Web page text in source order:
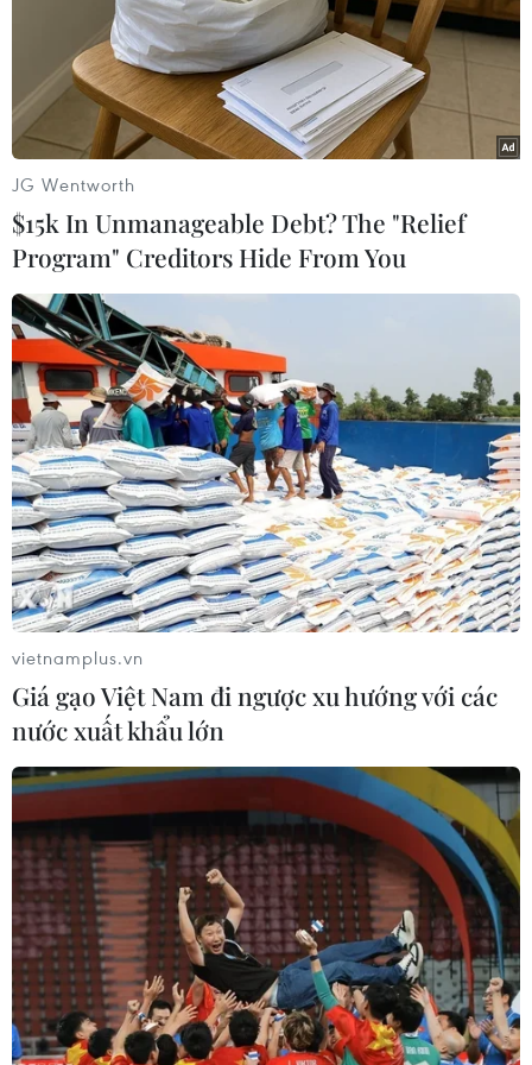
Lại xảy ra nổ súng làm nhiều người thiệt
mạng tại Mỹ
10/06/2022 00:41
Ít nhất 3 người đã thiệt mạng và 1 người khác bị thương
sau khi một đối tượng là nam giới đã thực hiện vụ xả
súng tại một cơ sở sản xuất ở phía Bắc bang Maryland
của Mỹ ngày 9/6.
Mỹ: Các thượng nghị sỹ thống nhất khuôn
JG Wentworth
$15k In Unmanageable Debt? The "Relief
Program" Creditors Hide From You
vietnamplus.vn
Giá gạo Việt Nam đi ngược xu hướng với các
nước xuất khẩu lớn